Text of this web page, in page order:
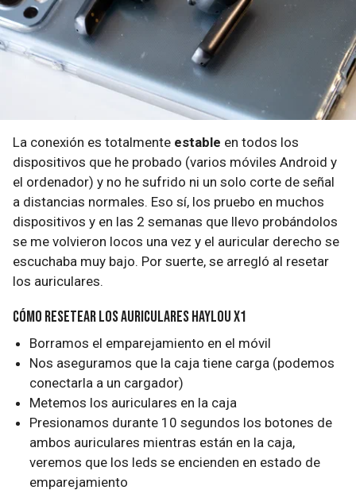
La conexión es totalmente estable en todos los
dispositivos que he probado (varios móviles Android y
el ordenador) y no he sufrido ni un solo corte de señal
a distancias normales. Eso sí, los pruebo en muchos
dispositivos y en las 2 semanas que llevo probándolos
se me volvieron locos una vez y el auricular derecho se
escuchaba muy bajo. Por suerte, se arregló al resetar
los auriculares.
Cómo resetear los auriculares Haylou X1
Borramos el emparejamiento en el móvil
Nos aseguramos que la caja tiene carga (podemos
conectarla a un cargador)
Metemos los auriculares en la caja
Presionamos durante 10 segundos los botones de
ambos auriculares mientras están en la caja,
veremos que los leds se encienden en estado de
emparejamiento